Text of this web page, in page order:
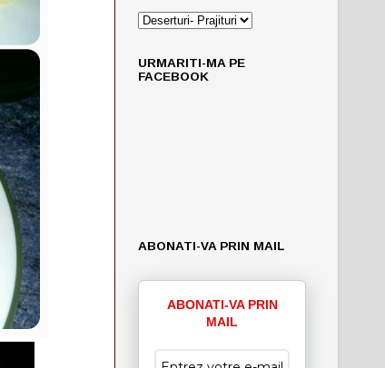
URMARITI-MA PE
FACEBOOK
ABONATI-VA PRIN MAIL
ABONATI-VA PRIN
MAIL